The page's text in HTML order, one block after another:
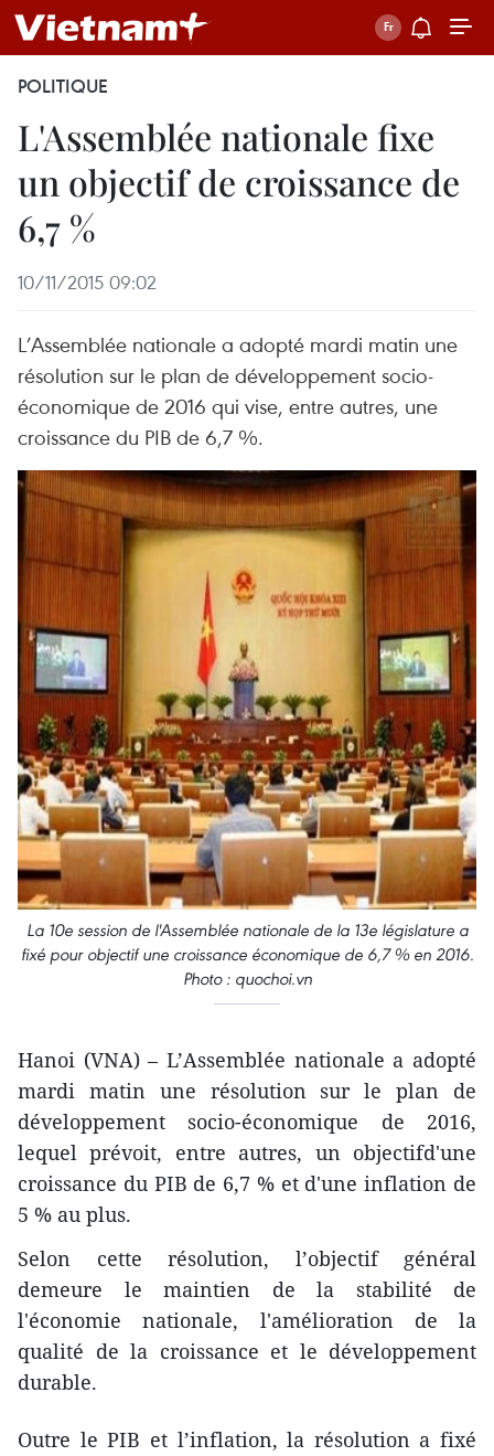
POLITIQUE
L'Assemblée nationale fixe
un objectif de croissance de
6,7 %
10/11/2015 09:02
L’Assemblée nationale a adopté mardi matin une
résolution sur le plan de développement socio-
économique de 2016 qui vise, entre autres, une
croissance du PIB de 6,7 %.
La 10e session de l'Assemblée nationale de la 13e législature a
fixé pour objectif une croissance économique de 6,7 % en 2016.
Photo : quochoi.vn
Hanoi (VNA) – L’Assemblée nationale a adopté
mardi matin une résolution sur le plan de
développement socio-économique de 2016,
lequel prévoit, entre autres, un objectif​d'une
croissance du PIB de 6,7 % et d'une inflation de
5 % au plus.
Selon cette résolution, l’objectif général
demeure le maintien de la stabilité de
l'économie nationale, l'amélioration de la
qualité de la croissance et le développement
durable.
Outre le PIB et l’inflation, la résolution a fixé